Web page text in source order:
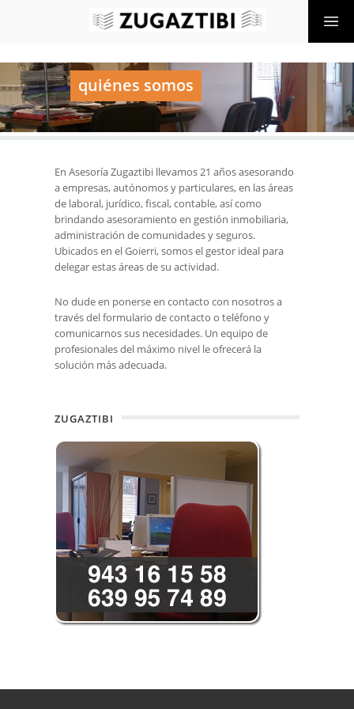
quiénes somos
En Asesoría Zugaztibi llevamos 21 años asesorando
a empresas, autónomos y particulares, en las áreas
de laboral, jurídico, fiscal, contable, así como
brindando asesoramiento en gestión inmobiliaria,
administración de comunidades y seguros.
Ubicados en el Goierri, somos el gestor ideal para
delegar estas áreas de su actividad.
No dude en ponerse en contacto con nosotros a
través del formulario de contacto o teléfono y
comunicarnos sus necesidades. Un equipo de
profesionales del máximo nivel le ofrecerá la
solución más adecuada.
ZUGAZTIBI